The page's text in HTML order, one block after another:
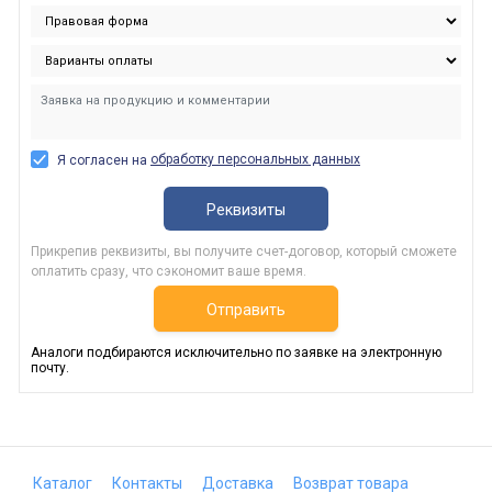
Я согласен на обработку персональных данных
Реквизиты
Прикрепив реквизиты, вы получите счет-договор, который сможете
оплатить сразу, что сэкономит ваше время.
Отправить
Аналоги подбираются исключительно по заявке на электронную
почту.
Каталог Контакты Доставка Возврат товара